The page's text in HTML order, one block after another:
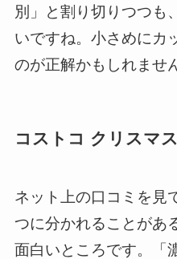
別」と割り切りつつも
いですね。小さめにカ
のが正解かもしれませ
コストコ クリスマ
ネット上の口コミを見
つに分かれることがあ
面白いところです。「